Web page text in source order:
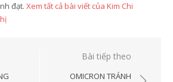
đạt. Xem tất cả bài viết của Kim Chi
Bài tiếp theo
OMICRON TRÁNH